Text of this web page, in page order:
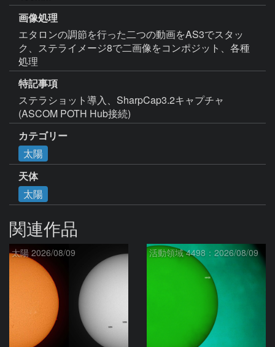
画像処理
エタロンの調節を行った二つの動画をAS3でスタッ
ク、ステライメージ8で二画像をコンポジット、各種
処理
特記事項
ステラショット導入、SharpCap3.2キャプチャ
(ASCOM POTH Hub接続)
カテゴリー
太陽
天体
太陽
関連作品
太陽 2026/08/09 活動領域 4498：2026/08/09